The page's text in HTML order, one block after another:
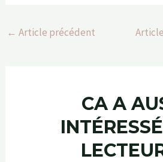
← Article précédent
CA A